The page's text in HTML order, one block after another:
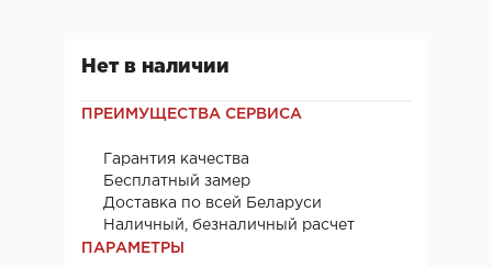
Нет в наличии
ПРЕИМУЩЕСТВА СЕРВИСА
Гарантия качества
Бесплатный замер
Доставка по всей Беларуси
Наличный, безналичный расчет
ПАРАМЕТРЫ